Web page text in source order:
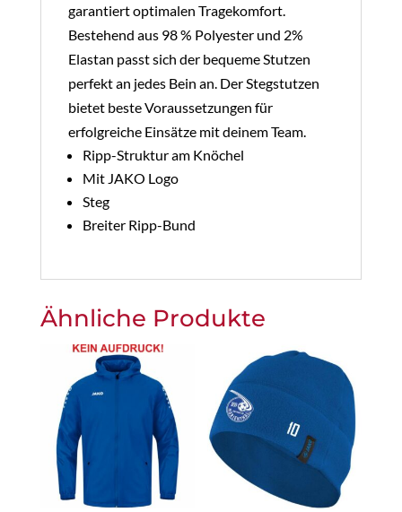
garantiert optimalen Tragekomfort.
Bestehend aus 98 % Polyester und 2%
Elastan passt sich der bequeme Stutzen
perfekt an jedes Bein an. Der Stegstutzen
bietet beste Voraussetzungen für
erfolgreiche Einsätze mit deinem Team.
Ripp-Struktur am Knöchel
Mit JAKO Logo
Steg
Breiter Ripp-Bund
Ähnliche Produkte